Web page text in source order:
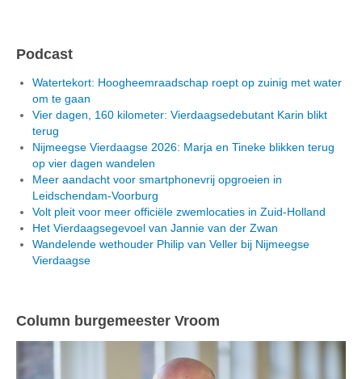
Podcast
Watertekort: Hoogheemraadschap roept op zuinig met water
om te gaan
Vier dagen, 160 kilometer: Vierdaagsedebutant Karin blikt
terug
Nijmeegse Vierdaagse 2026: Marja en Tineke blikken terug
op vier dagen wandelen
Meer aandacht voor smartphonevrij opgroeien in
Leidschendam-Voorburg
Volt pleit voor meer officiële zwemlocaties in Zuid-Holland
Het Vierdaagsegevoel van Jannie van der Zwan
Wandelende wethouder Philip van Veller bij Nijmeegse
Vierdaagse
Column burgemeester Vroom